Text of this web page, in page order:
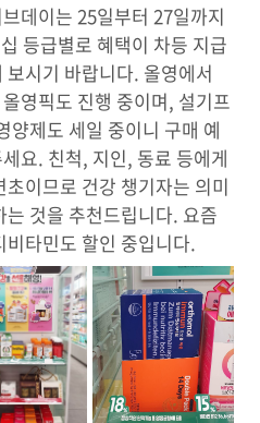
데이는 25일부터 27일까지
등급별로 혜택이 차등 지급
시기 바랍니다. 올영에서
영픽도 진행 중이며, 설기프
양제도 세일 중이니 구매 예
요. 친척, 지인, 동료 등에게
이므로 건강 챙기자는 의미
것을 추천드립니다. 요즘
타민도 할인 중입니다.